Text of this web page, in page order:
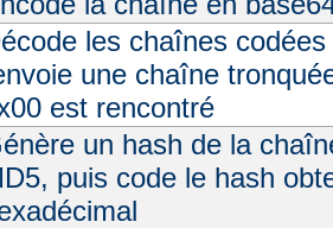
les chaînes
une chaîne
est rencontré
un hash de la
puis code le hash